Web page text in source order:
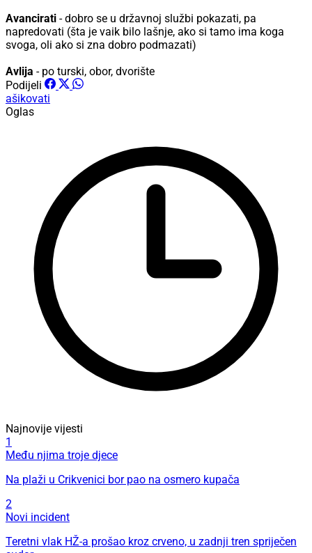
Avancirati - dobro se u državnoj službi pokazati, pa
napredovati (šta je vaik bilo lašnje, ako si tamo ima koga
svoga, oli ako si zna dobro podmazati)
Avlija - po turski, obor, dvorište
Podijeli
ašikovati
Oglas
Najnovije vijesti
1
Među njima troje djece
Na plaži u Crikvenici bor pao na osmero kupača
2
Novi incident
Teretni vlak HŽ-a prošao kroz crveno, u zadnji tren spriječen